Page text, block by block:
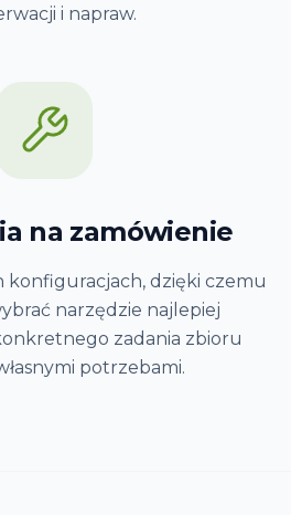
i napraw.
na zamówienie
konfiguracjach, dzięki czemu
narzędzie najlepiej
zadania zbioru
potrzebami.